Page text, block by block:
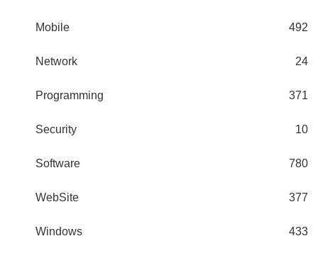
Mobile 492
Network 24
Programming 371
Security 10
Software 780
WebSite 377
Windows 433